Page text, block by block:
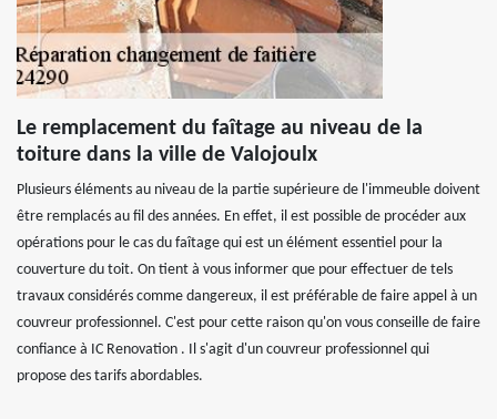
Le remplacement du faîtage au niveau de la
toiture dans la ville de Valojoulx
Plusieurs éléments au niveau de la partie supérieure de l'immeuble doivent
être remplacés au fil des années. En effet, il est possible de procéder aux
opérations pour le cas du faîtage qui est un élément essentiel pour la
couverture du toit. On tient à vous informer que pour effectuer de tels
travaux considérés comme dangereux, il est préférable de faire appel à un
couvreur professionnel. C'est pour cette raison qu'on vous conseille de faire
confiance à IC Renovation . Il s'agit d'un couvreur professionnel qui
propose des tarifs abordables.